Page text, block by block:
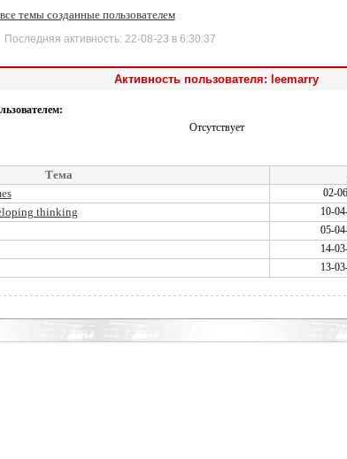
темы созданные пользователем
активность: 22-08-23 в 6:30:37
Активность пользователя: leemarry
Отсутствует
Тема
02-
thinking 10-
05-
14-
13-